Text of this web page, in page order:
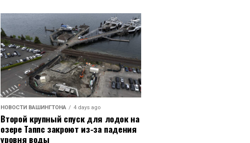
НОВОСТИ ВАШИНГТОНА 4 days ago
Второй крупный спуск для лодок на
озере Таппс закроют из-за падения
уровня воды